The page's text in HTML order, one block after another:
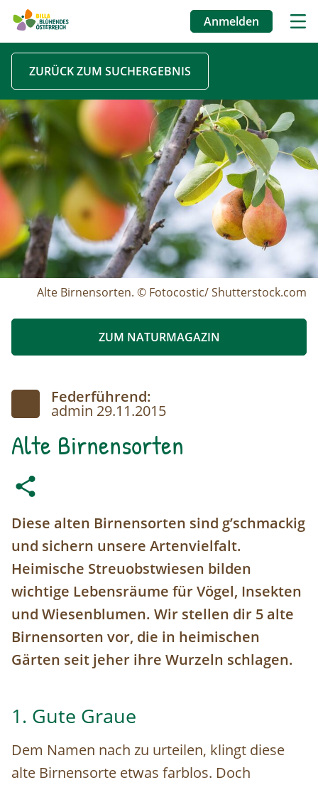
Direkt
zum
Inhalt
Benutzermenü
Anmelden
ZURÜCK ZUM SUCHERGEBNIS
Image
Alte Birnensorten. © Fotocostic/ Shutterstock.com
ZUM NATURMAGAZIN
Federführend:
admin 29.11.2015
Alte Birnensorten
Diese alten Birnensorten sind g’schmackig
und sichern unsere Artenvielfalt.
Heimische Streuobstwiesen bilden
wichtige Lebensräume für Vögel, Insekten
und Wiesenblumen. Wir stellen dir 5 alte
Birnensorten vor, die in heimischen
Gärten seit jeher ihre Wurzeln schlagen.
1. Gute Graue
Dem Namen nach zu urteilen, klingt diese
alte Birnensorte etwas farblos. Doch